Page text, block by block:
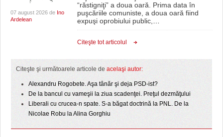
07 august 2026 de Ino
Ardelean
“răstigniţi” a doua oară. Prima data în
puşcăriile comuniste, a doua oară fiind
expuşi oprobiului public,
Citeşte tot articolul
Citeşte şi următoarele articole de acelaşi autor:
Alexandru Rogobete. Aşa tânăr şi deja PSD-ist?
De la bancul cu vameşii la ziua scadenţei. Preţul dezmăţului
Liberali cu crucea-n spate. S-a băgat doctrină la PNL. De la
Nicolae Robu la Alina Gorghiu